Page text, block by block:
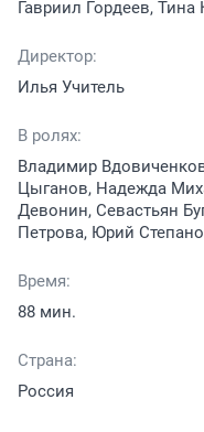
Гавриил Гордеев, Тина
Директор:
Илья Учитель
В ролях:
Владимир
Цыганов, Надежда
Девонин, Севастьян
Петрова, Юрий
Время:
88 мин.
Страна:
Россия